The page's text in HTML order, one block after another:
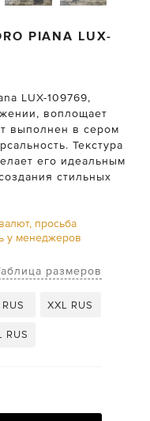
PIANA LUX-
LUX-109769,
воплощает
выполнен в сером
Текстура
его идеальным
стильных
просьба
у менеджеров
размеров
XXL RUS
RUS